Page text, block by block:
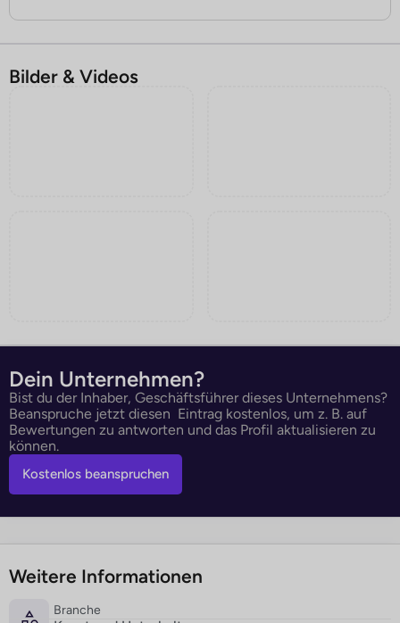
Bilder & Videos
Dein Unternehmen?
Bist du der Inhaber, Geschäftsführer dieses Unternehmens?
Beanspruche jetzt diesen Eintrag kostenlos, um z. B. auf
Bewertungen zu antworten und das Profil aktualisieren zu
können.
Kostenlos beanspruchen
Weitere Informationen
Branche